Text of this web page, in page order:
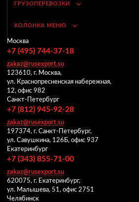
ГРУЗОПЕРЕВОЗКИ
КОЛОНКА МЕНЮ
Москва
+7 (495) 744-37-18
zakaz@rusexport.su
123610, г. Москва,
ул. Краснопресненская набережная,
12, офис 982
Санкт-Петербург
+7 (812) 945-92-28
zakaz@rusexport.su
197374, г. Санкт-Петербург,
ул. Савушкина, 126Б, офис 937
Екатеринбург
+7 (343) 855-71-00
zakaz@rusexport.su
620075, г. Екатеринбург,
ул. Малышева, 51, офис 2751
Челябинск